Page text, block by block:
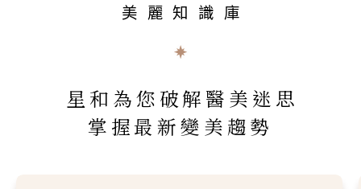
美麗知識庫
星和為您破解醫美迷思
掌握最新變美趨勢